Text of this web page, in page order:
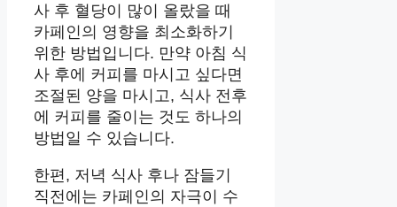
사 후 혈당이 많이 올랐을 때
카페인의 영향을 최소화하기
위한 방법입니다. 만약 아침 식
사 후에 커피를 마시고 싶다면
조절된 양을 마시고, 식사 전후
에 커피를 줄이는 것도 하나의
방법일 수 있습니다.
한편, 저녁 식사 후나 잠들기
직전에는 카페인의 자극이 수